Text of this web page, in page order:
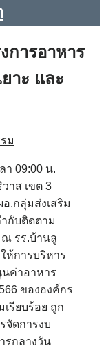
การอาหาร
าะ และ
ม
า 09:00 น.
าส เขต 3
.กลุ่มส่งเสริม
กับติดตาม
ณ รร.บ้านลู
ห้การบริหาร
ค่าอาหาร
ขององค์กร
รียบร้อย ถูก
จัดการงบ
รกลางวัน